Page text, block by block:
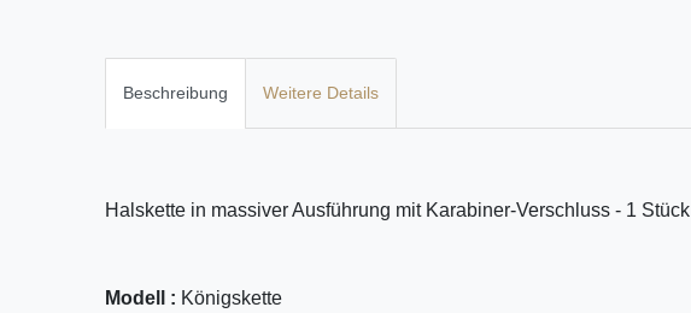
Beschreibung Weitere Details
Halskette in massiver Ausführung mit Karabiner-Verschluss - 1 Stück
Modell : Königskette